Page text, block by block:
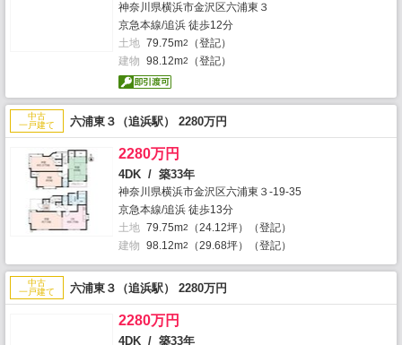
神奈川県横浜市金沢区六浦東３
京急本線/追浜 徒歩12分
土地 79.75m2
（登記）
建物 98.12m2 （登記）
中古
一戸建て
六浦東３（追浜駅） 2280万円
2280万円
4DK / 築33年
神奈川県横浜市金沢区六浦東３-19-35
京急本線/追浜 徒歩13分
土地 79.75m2
（24.12坪）（登記）
建物 98.12m2 （29.68坪）（登記）
中古
一戸建て
六浦東３（追浜駅） 2280万円
2280万円
4DK / 築33年